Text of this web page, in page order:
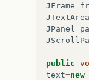
public
while
socket
JFrame
JTextArea
JPanel
public
text=new